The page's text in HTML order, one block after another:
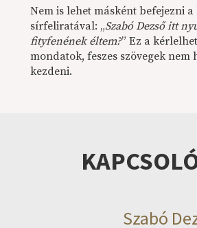
Nem is lehet másként befejezni
sírfeliratával: „Szabó Dezső itt
fityfenének éltem?” Ez a
mondatok, feszes szövegek
kezdeni.
Szabó